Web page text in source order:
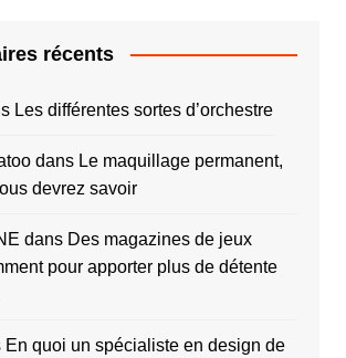
récents
Les différentes sortes d’orchestre
dans Le maquillage permanent,
devrez savoir
dans Des magazines de jeux
pour apporter plus de détente
En quoi un spécialiste en design de